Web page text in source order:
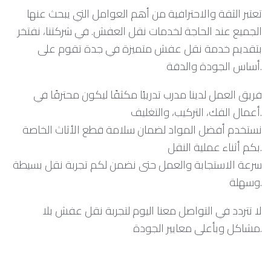
تعتبر الثقة والاحترافية من أهم العوامل التي يبحث عنها
الجميع عند الحاجة لخدمات نقل العفش. في شركتنا، نفتخر
بتقديم خدمة نقل عفش متميزة في جدة تقوم على
أساس الجودة والدقة.
أعمال الفك، التركيب، والتغليف.
نستخدم أفضل المواد لضمان سلامة قطع الأثاث الخاصة
بكم أثناء عملية النقل.
سرعة الاستجابة والعمل حتى نضمن لكم تجربة نقل بسيطة
وسهلة.
لا تتردد في التواصل معنا اليوم لتجربة نقل عفش بلا
مشاكل وبأعلى معايير الجودة.